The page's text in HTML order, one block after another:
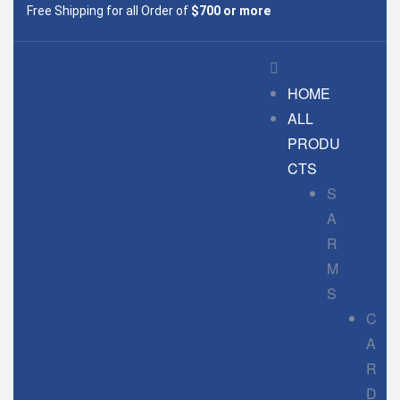
Free Shipping for all Order of $700 or more
HOME
ALL
PRODU
CTS
S
A
R
M
S
C
A
R
D